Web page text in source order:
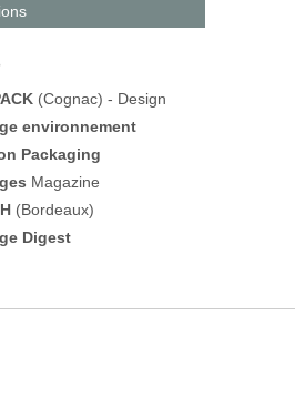
(Cognac) - Design
environnement
Packaging
Magazine
(Bordeaux)
Digest